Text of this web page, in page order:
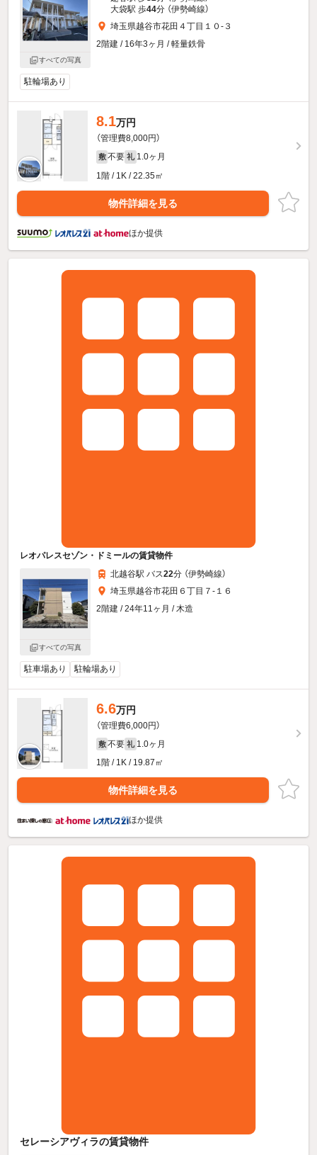
すべての写真
大袋駅 歩44分 （伊勢崎線）
埼玉県越谷市花田４丁目１０-３
2階建 / 16年3ヶ月 / 軽量鉄骨
駐輪場あり
8.1万円
（管理費8,000円）
敷 不要 礼 1.0ヶ月
1階 / 1K / 22.35㎡
物件詳細を見る
ほか提供
レオパレスセゾン・ドミールの賃貸物件
すべての写真
北越谷駅 バス22分 （伊勢崎線）
埼玉県越谷市花田６丁目７-１６
2階建 / 24年11ヶ月 / 木造
駐車場あり 駐輪場あり
6.6万円
（管理費6,000円）
敷 不要 礼 1.0ヶ月
1階 / 1K / 19.87㎡
物件詳細を見る
ほか提供
セレーシアヴィラの賃貸物件